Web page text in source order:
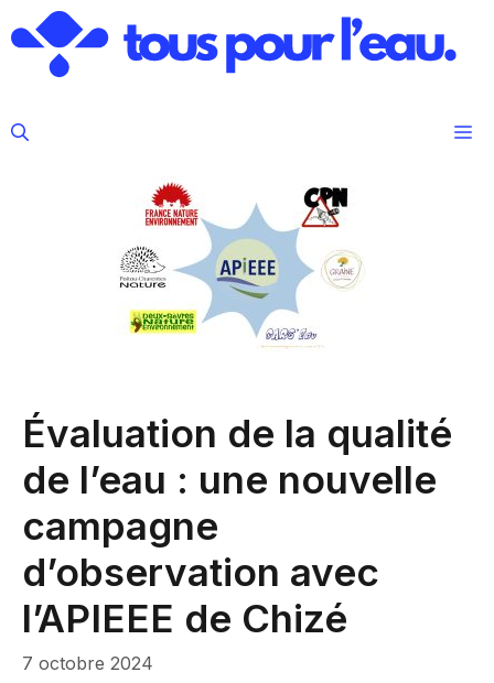
au
contenu
Évaluation de la qualité
de l’eau : une nouvelle
campagne
d’observation avec
l’APIEEE de Chizé
7 octobre 2024